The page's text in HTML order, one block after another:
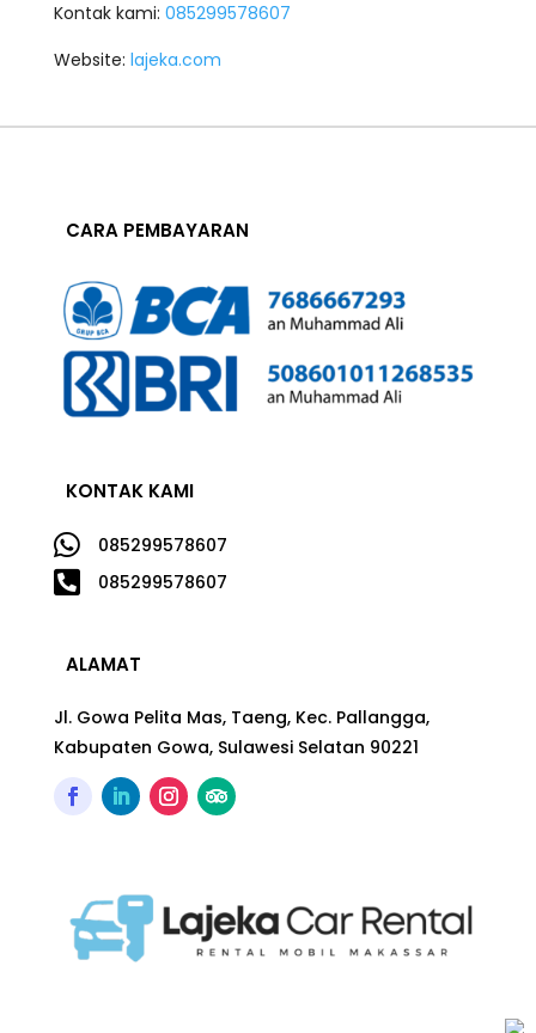
Kontak kami: 085299578607
Website: lajeka.com
CARA PEMBAYARAN
KONTAK KAMI
 085299578607
 085299578607
ALAMAT
Jl. Gowa Pelita Mas, Taeng, Kec. Pallangga,
Kabupaten Gowa, Sulawesi Selatan 90221